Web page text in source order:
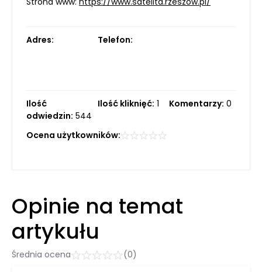
Adres: Telefon:
Ilość
odwiedzin: 544
Ilość kliknięć: 1 Komentarzy: 0
Ocena użytkowników:
Opinie na temat
artykułu
Średnia ocena (0)